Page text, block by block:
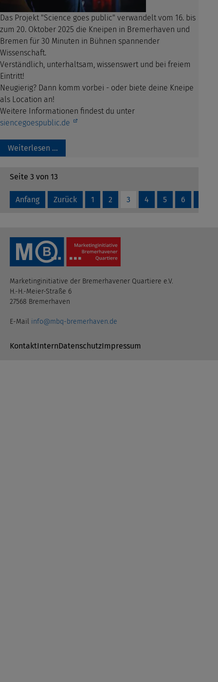
Das Projekt "Science goes public" verwandelt vom 16. bis
zum 20. Oktober 2025 die Kneipen in Bremerhaven und
Bremen für 30 Minuten in Bühnen spannender
Wissenschaft.
Verständlich, unterhaltsam, wissenswert und bei freiem
Eintritt!
Neugierig? Dann komm vorbei - oder biete deine Kneipe
als Location an!
Weitere Informationen findest du unter
siencegoespublic.de
Weiterlesen …
Seite 3 von 13
Anfang Zurück 1 2 3 4 5 6
Marketinginitiative der Bremerhavener Quartiere e.V.
H.-H.-Meier-Straße 6
27568 Bremerhaven
E-Mail info@mbq-bremerhaven.de
Navigation überspringen
KontaktInternDatenschutzImpressum